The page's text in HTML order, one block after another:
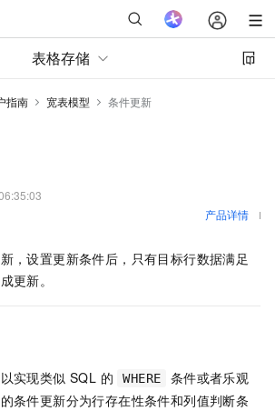
表格存储
指南 宽表模型 条件更新
产品详情
，设置更新条件后，只有目标行数据满足
更新。
实现类似 SQL 的 WHERE
条件或者乐观
条件更新分为行存在性条件和列值判断条